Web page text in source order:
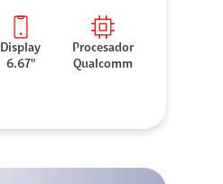
Display
6.67"
Procesador
Qualcomm